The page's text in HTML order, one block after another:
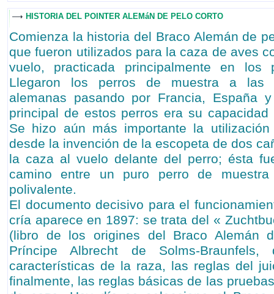
HISTORIA DEL POINTER ALEMáN DE PELO CORTO
Comienza la historia del Braco Alemán de
que fueron utilizados para la caza de aves
vuelo, practicada principalmente en los
Llegaron los perros de muestra a las
alemanas pasando por Francia, España
principal de estos perros era su
Se hizo aún más importante la
desde la invención de la escopeta de dos
la caza al vuelo delante del perro; ésta
camino entre un puro perro de
polivalente.
El documento decisivo para el
cría aparece en 1897: se trata del «
(libro de los origines del Braco Alemán
Príncipe Albrecht de Solms-
características de la raza, las reglas del
finalmente, las reglas básicas de las